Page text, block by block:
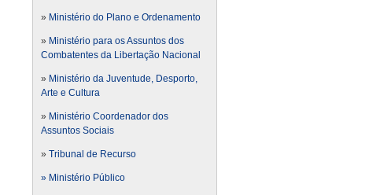
» Ministério do Plano e Ordenamento
» Ministério para os Assuntos dos
Combatentes da Libertação Nacional
» Ministério da Juventude, Desporto,
Arte e Cultura
» Ministério Coordenador dos
Assuntos Sociais
» Tribunal de Recurso
» Ministério Público